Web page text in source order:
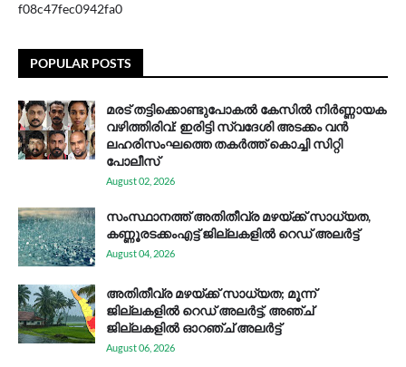
f08c47fec0942fa0
POPULAR POSTS
മരട് തട്ടിക്കൊണ്ടുപോകൽ കേസിൽ നിർണ്ണായക
വഴിത്തിരിവ്: ഇരിട്ടി സ്വദേശി അടക്കം വൻ
ലഹരിസംഘത്തെ തകർത്ത് കൊച്ചി സിറ്റി
പോലീസ്
August 02, 2026
സം​സ്ഥാ​ന​ത്ത് അ​തി​തീ​വ്ര മ​ഴ​യ്ക്ക് സാ​ധ്യ​ത,
കണ്ണൂരടക്കംഎ​ട്ട് ജി​ല്ല​ക​ളി​ൽ റെ​ഡ് അ​ലർ​ട്ട്
August 04, 2026
അതിതീവ്ര മഴയ്ക്ക് സാധ്യത; മൂന്ന്
ജില്ലകളിൽ റെഡ് അലർട്ട്, അഞ്ച്
ജില്ലകളിൽ ഓറഞ്ച് അലർട്ട്
August 06, 2026